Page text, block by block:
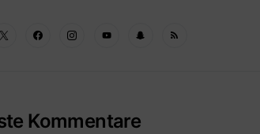
Kommentare